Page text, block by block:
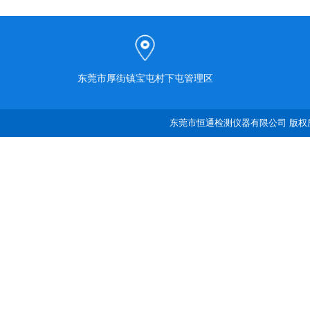
东莞市厚街镇宝屯村下屯管理区
东莞市恒通检测仪器有限公司 版